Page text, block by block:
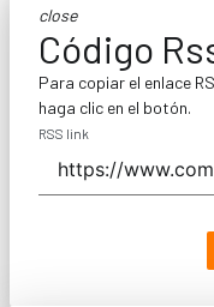
close
Código
Para copiar el enlace
haga clic en el botón.
RSS link